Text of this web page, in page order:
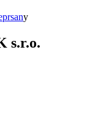
y
s.r.o.